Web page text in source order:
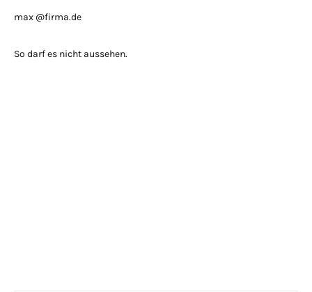
max @firma.de
So darf es nicht aussehen.